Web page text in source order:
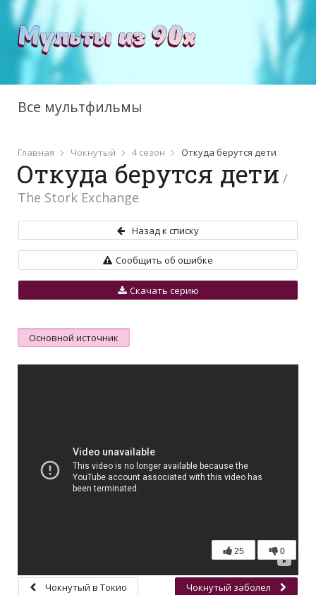
Все мультфильмы
Главная Чокнутый 4 сезон Откуда берутся дети
Откуда берутся дети /
The Stork Exchange
Назад к списку
Сообщить об ошибке
Скачать серию
Основной источник
25 0
Чокнутый в Токио Чокнутый заболел